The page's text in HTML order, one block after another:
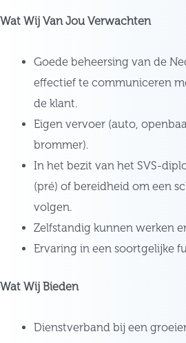
Wat Wij Van Jou Verwachten
Goede beheersing van de
effectief te communiceren
de klant.
Eigen vervoer (auto,
brommer).
In het bezit van het SVS-
(pré) of bereidheid om een
volgen.
Zelfstandig kunnen werken
Ervaring in een soortgelijke
Wat Wij Bieden
Dienstverband bij een